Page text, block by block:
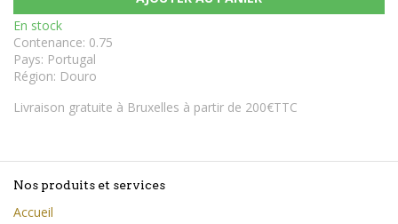
En stock
Contenance: 0.75
Pays: Portugal
Région: Douro
Livraison gratuite à Bruxelles à partir de 200€TTC
Nos produits et services
Accueil